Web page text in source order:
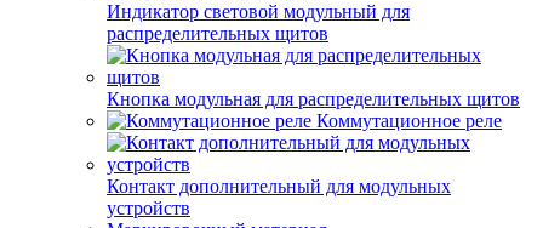
Индикатор световой модульный для
распределительных щитов
Кнопка модульная для распределительных щитов
Коммутационное реле
Контакт дополнительный для модульных
устройств